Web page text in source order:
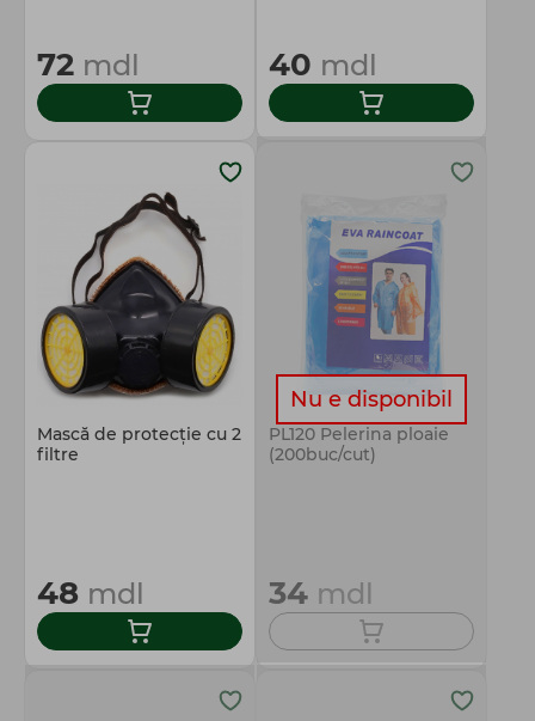
72 mdl 40 mdl
Mască de protecţie cu 2
filtre
48 mdl
PL120 Pelerina ploaie
(200buc/cut)
34 mdl
Nu e disponibil